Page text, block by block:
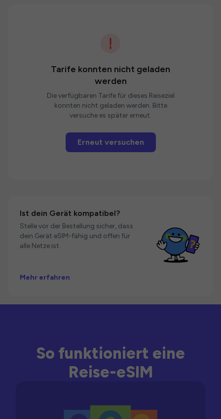
Tarife konnten nicht geladen
werden
Die verfügbaren Tarife für dieses Reiseziel
konnten nicht geladen werden. Bitte
versuche es später erneut.
Erneut versuchen
Ist dein Gerät kompatibel?
Stelle vor der Bestellung sicher, dass
dein Gerät eSIM-fähig und offen für
alle Netze ist.
Mehr erfahren
So funktioniert eine
Reise-eSIM